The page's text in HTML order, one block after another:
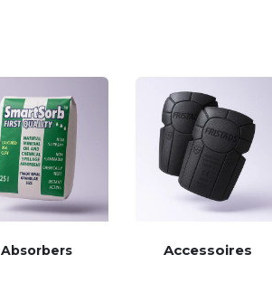
Absorbers Accessoires